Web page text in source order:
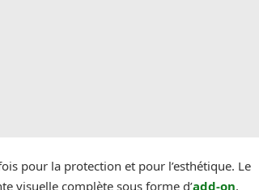
pour la protection et pour l’esthétique. Le
visuelle complète sous forme d’add-on,